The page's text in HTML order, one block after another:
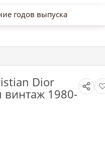
годов выпуска
Dior
винтаж 1980-